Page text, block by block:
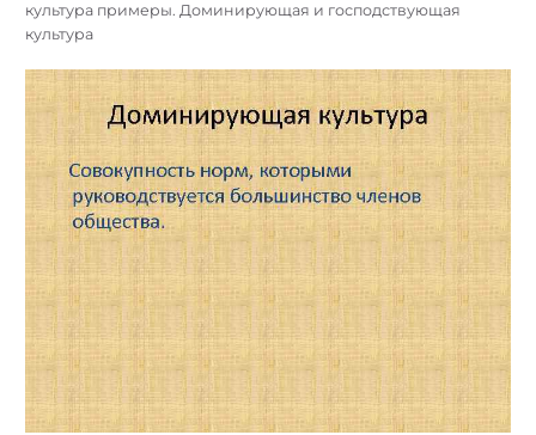
культура примеры. Доминирующая и господствующая
культура